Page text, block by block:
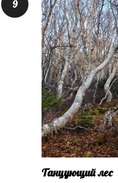
Танцующий лес